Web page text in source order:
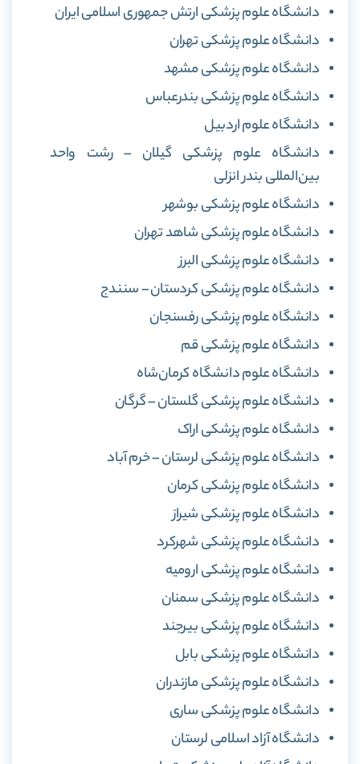
دانشگاه علوم پزشکی ارتش جمهوری اسلامی ایران
دانشگاه علوم پزشکی تهران
دانشگاه علوم پزشکی مشهد
دانشگاه علوم پزشکی بندرعباس
دانشگاه علوم اردبیل
دانشگاه علوم پزشکی گیلان – رشت واحد
بین‌المللی بندر انزلی
دانشگاه علوم پزشکی بوشهر
دانشگاه علوم پزشکی شاهد تهران
دانشگاه علوم پزشکی البرز
دانشگاه علوم پزشکی کردستان – سنندج
دانشگاه علوم پزشکی رفسنجان
دانشگاه علوم پزشکی قم
دانشگاه علوم دانشگاه کرمان‌شاه
دانشگاه علوم پزشکی گلستان – گرگان
دانشگاه علوم پزشکی اراک
دانشگاه علوم پزشکی لرستان – خرم آباد
دانشگاه علوم پزشکی کرمان
دانشگاه علوم پزشکی شیراز
دانشگاه علوم پزشکی شهرکرد
دانشگاه علوم پزشکی ارومیه
دانشگاه علوم پزشکی سمنان
دانشگاه علوم پزشکی بیرجند
دانشگاه علوم پزشکی بابل
دانشگاه علوم پزشکی مازندران
دانشگاه علوم پزشکی ساری
دانشگاه آزاد اسلامی لرستان